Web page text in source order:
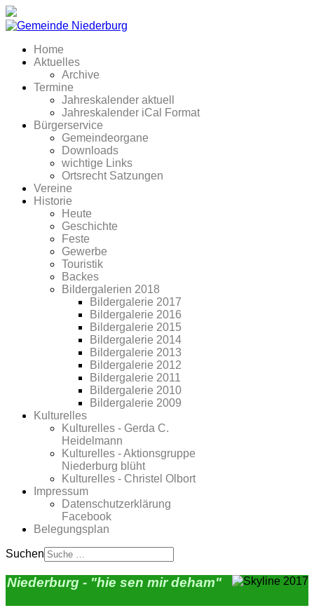
Home
Aktuelles
Archive
Termine
Jahreskalender aktuell
Jahreskalender iCal Format
Bürgerservice
Gemeindeorgane
Downloads
wichtige Links
Ortsrecht Satzungen
Vereine
Historie
Heute
Geschichte
Feste
Gewerbe
Touristik
Backes
Bildergalerien 2018
Bildergalerie 2017
Bildergalerie 2016
Bildergalerie 2015
Bildergalerie 2014
Bildergalerie 2013
Bildergalerie 2012
Bildergalerie 2011
Bildergalerie 2010
Bildergalerie 2009
Kulturelles
Kulturelles - Gerda C.
Heidelmann
Kulturelles - Aktionsgruppe
Niederburg blüht
Kulturelles - Christel Olbort
Impressum
Datenschutzerklärung
Facebook
Belegungsplan
Suchen
Niederburg - "hie sen mir deham"